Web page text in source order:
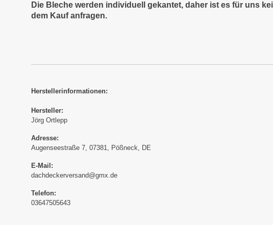
Die Bleche werden individuell gekantet, daher ist es für uns
dem Kauf anfragen.
Herstellerinformationen:
Hersteller:
Jörg Ortlepp
Adresse:
Augenseestraße 7, 07381, Pößneck, DE
E-Mail:
dachdeckerversand@gmx.de
Telefon:
03647505643